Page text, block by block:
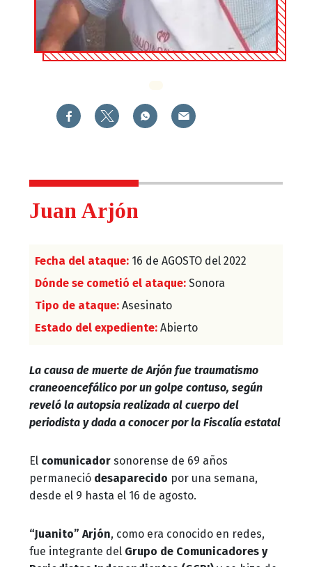
Juan Arjón
Fecha del ataque: 16 de AGOSTO del 2022
Dónde se cometió el ataque: Sonora
Tipo de ataque: Asesinato
Estado del expediente: Abierto
La causa de muerte de Arjón fue traumatismo
craneoencefálico por un golpe contuso, según
reveló la autopsia realizada al cuerpo del
periodista y dada a conocer por la Fiscalía estatal
El comunicador sonorense de 69 años
permaneció desaparecido por una semana,
desde el 9 hasta el 16 de agosto.
“Juanito” Arjón, como era conocido en redes,
fue integrante del Grupo de Comunicadores y